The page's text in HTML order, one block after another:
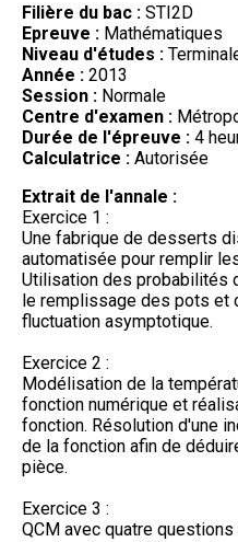
Filière du bac : STI2D
Epreuve : Mathématiques
Niveau d'études :
Année : 2013
Session : Normale
Centre d'examen :
Durée de l'épreuve : 4
Calculatrice : Autorisée
Extrait de l'annale :
Exercice 1 :
Une fabrique de desserts
automatisée pour remplir
Utilisation des probabilités
le remplissage des pots et
fluctuation asymptotique.
Exercice 2 :
Modélisation de la
fonction numérique et
fonction. Résolution d'une
de la fonction afin de
pièce.
Exercice 3 :
QCM avec quatre